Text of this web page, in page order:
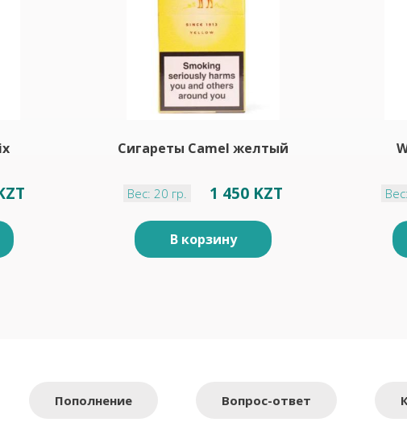
Сигареты Camel желтый
Вес: 20 гр. 1 450 KZT
В корзину
Пополнение Вопрос-ответ